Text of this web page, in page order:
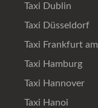
Taxi Dublin
Taxi Düsseldorf
Taxi Frankfurt
Taxi Hamburg
Taxi Hannover
Taxi Hanoi